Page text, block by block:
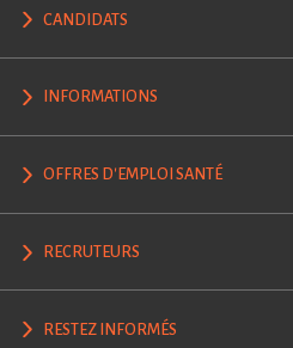
CANDIDATS
INFORMATIONS
OFFRES D'EMPLOI SANTÉ
RECRUTEURS
RESTEZ INFORMÉS